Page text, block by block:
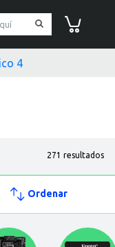
271 resultados
Ordenar